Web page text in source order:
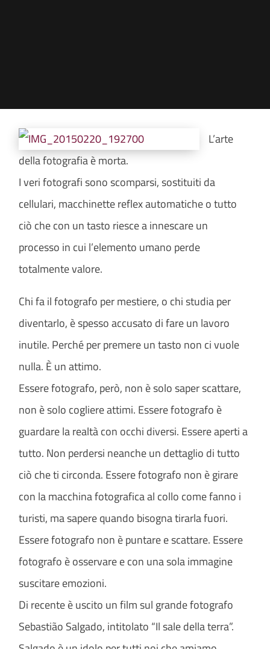
L’arte
della fotografia è morta.
I veri fotografi sono scomparsi, sostituiti da
cellulari, macchinette reflex automatiche o tutto
ciò che con un tasto riesce a innescare un
processo in cui l’elemento umano perde
totalmente valore.
Chi fa il fotografo per mestiere, o chi studia per
diventarlo, è spesso accusato di fare un lavoro
inutile. Perché per premere un tasto non ci vuole
nulla. È un attimo.
Essere fotografo, però, non è solo saper scattare,
non è solo cogliere attimi. Essere fotografo è
guardare la realtà con occhi diversi. Essere aperti a
tutto. Non perdersi neanche un dettaglio di tutto
ciò che ti circonda. Essere fotografo non è girare
con la macchina fotografica al collo come fanno i
turisti, ma sapere quando bisogna tirarla fuori.
Essere fotografo non è puntare e scattare. Essere
fotografo è osservare e con una sola immagine
suscitare emozioni.
Di recente è uscito un film sul grande fotografo
Sebastião Salgado, intitolato “Il sale della terra”.